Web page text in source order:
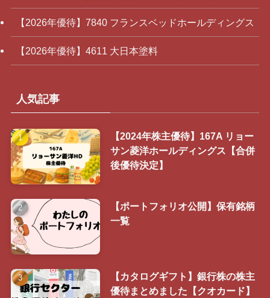
【2026年優待】7840 フランスベッドホールディングス
【2026年優待】4611 大日本塗料
人気記事
【2024年株主優待】167A リョー
サン菱洋ホールディングス【合併
後優待決定】
【ポートフォリオ公開】保有銘柄
一覧
【カタログギフト】銀行株の株主
優待まとめました【クオカード】